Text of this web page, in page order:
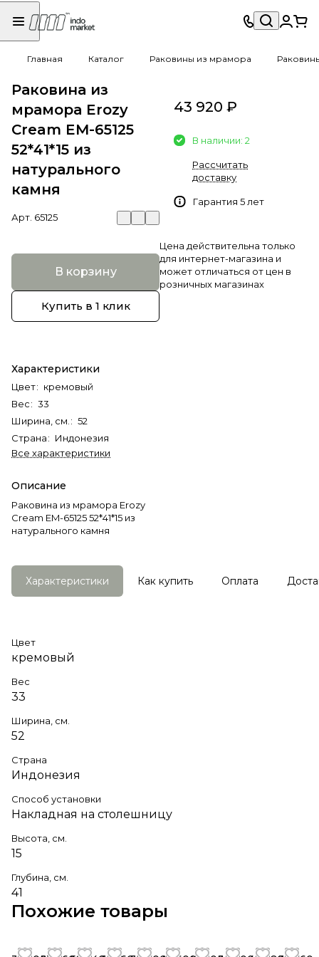
Главная Каталог Раковины из мрамора
Раковина из
мрамора Erozy
Cream EM-65125
52*41*15 из
натурального
камня
Арт. 65125
В корзину
Купить в 1 клик
Характеристики
Цвет: кремовый
Вес: 33
Ширина, см. : 52
Страна: Индонезия
Все характеристики
Описание
Раковина из мрамора Erozy
Cream EM-65125 52*41*15 из
натурального камня
43 920 ₽
В наличии: 2
Рассчитать
доставку
Гарантия 5 лет
Цена действительна только
для интернет-магазина и
может отличаться от цен в
розничных магазинах
Характеристики Как купить Оплата
Цвет
кремовый
Вес
33
Ширина, см.
52
Страна
Индонезия
Способ установки
Накладная на столешницу
Высота, см.
15
Глубина, см.
41
Похожие товары